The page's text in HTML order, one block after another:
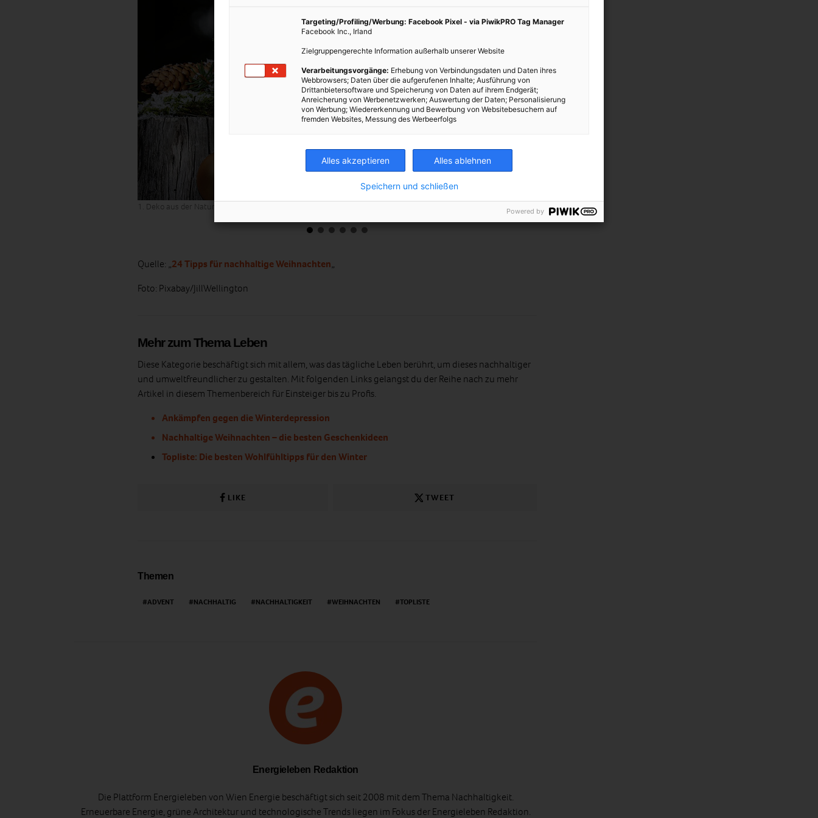
1. Deko aus der Natur ist oft viel stimmungsvoller als Glitzer und Glamour. - Fotocredit: Pixabay/suju
2. Weihnachten ist eine Zeit, in der Düfte eine große Rolle spielen. Nimm sie
Pixabay/PublicDomainPictures
Quelle: „24 Tipps für nachhaltige Weihnachten„
Foto: Pixabay/JillWellington
Mehr zum Thema Leben
Diese Kategorie beschäftigt sich mit allem, was das tägliche Leben berührt, um dieses nachhaltiger
und umweltfreundlicher zu gestalten. Mit folgenden Links gelangst du der Reihe nach zu mehr
Artikel in diesem Themenbereich für Einsteiger bis zu Profis.
Ankämpfen gegen die Winterdepression
Nachhaltige Weihnachten – die besten Geschenkideen
Topliste: Die besten Wohlfühltipps für den Winter
LIKE TWEET
Themen
ADVENT NACHHALTIG NACHHALTIGKEIT WEIHNACHTEN TOPLISTE
Energieleben Redaktion
Die Plattform Energieleben von Wien Energie beschäftigt sich seit 2008 mit dem Thema Nachhaltigkeit.
Erneuerbare Energie, grüne Architektur und technologische Trends liegen im Fokus der Energieleben Redaktion.
Targeting/Profiling/Werbung: Facebook Pixel - via PiwikPRO Tag Manager
Facebook Inc., Irland
Zielgruppengerechte Information außerhalb unserer Website
Verarbeitungsvorgänge: Erhebung von Verbindungsdaten und Daten ihres
Webbrowsers; Daten über die aufgerufenen Inhalte; Ausführung von
Drittanbietersoftware und Speicherung von Daten auf ihrem Endgerät;
Anreicherung von Werbenetzwerken; Auswertung der Daten; Personalisierung
von Werbung; Wiedererkennung und Bewerbung von Websitebesuchern auf
fremden Websites, Messung des Werbeerfolgs
Alles akzeptieren Alles ablehnen
Speichern und schließen
Powered by